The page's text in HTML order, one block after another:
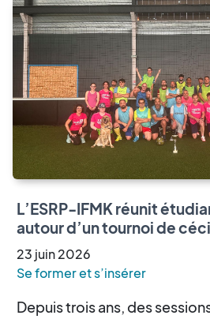
L’ESRP-IFMK réunit
autour d’un tournoi de
23 juin2026
Se former et s’insérer
Depuis trois ans, des